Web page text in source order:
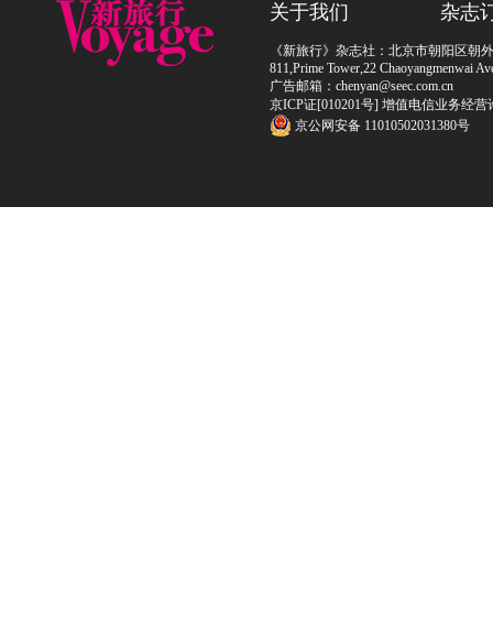
关于我们 杂志
《新旅行》杂志社：北京市朝阳区朝
811,Prime Tower,22 Chaoyangmenwai
广告邮箱：chenyan@seec.com.cn
京ICP证[010201号] 增值电信业务经
京公网安备 11010502031380号